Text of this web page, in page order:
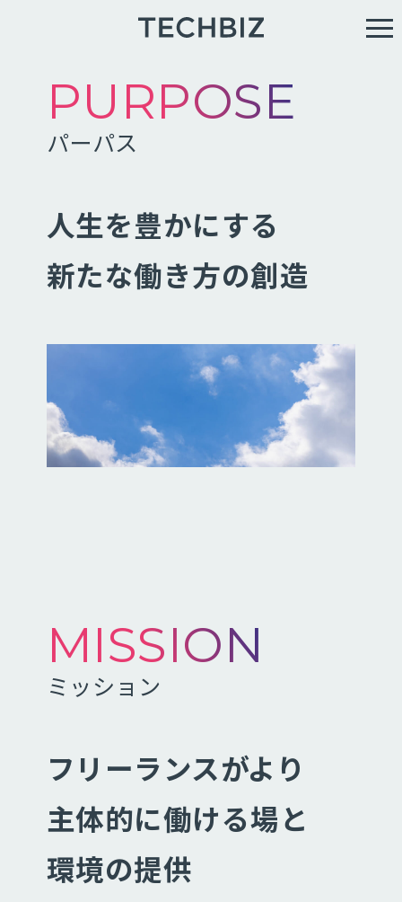
PURPOSE
パーパス
人生を豊かにする
新たな働き方の創造
MISSION
ミッション
フリーランスがより
主体的に働ける場と
環境の提供